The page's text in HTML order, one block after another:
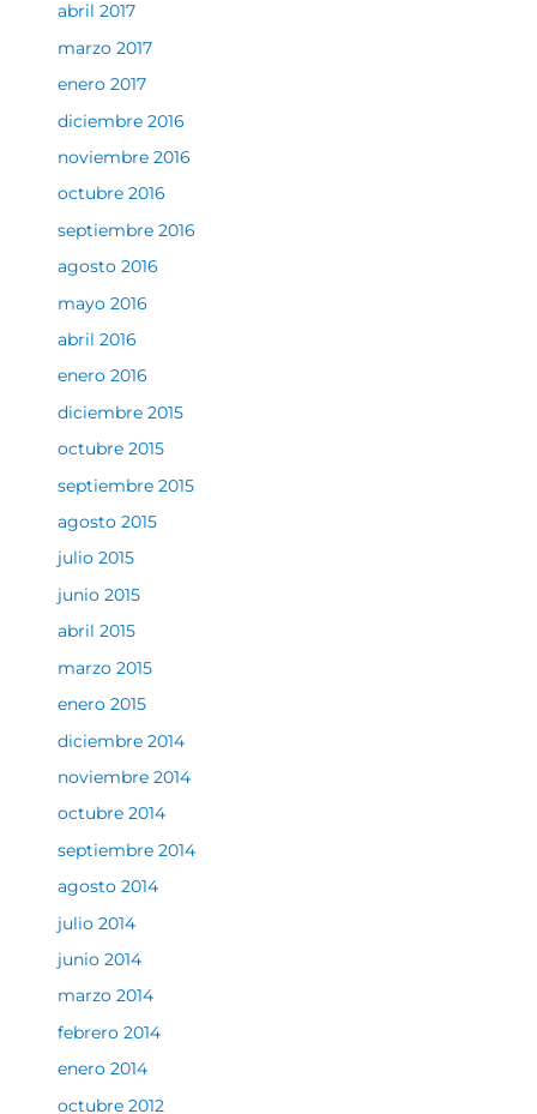
abril 2017
marzo 2017
enero 2017
diciembre 2016
noviembre 2016
octubre 2016
septiembre 2016
agosto 2016
mayo 2016
abril 2016
enero 2016
diciembre 2015
octubre 2015
septiembre 2015
agosto 2015
julio 2015
junio 2015
abril 2015
marzo 2015
enero 2015
diciembre 2014
noviembre 2014
octubre 2014
septiembre 2014
agosto 2014
julio 2014
junio 2014
marzo 2014
febrero 2014
enero 2014
octubre 2012